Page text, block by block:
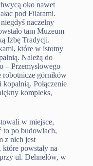
oko nawet
pod Filarami.
naczelny
tam Muzeum
Izbę Tradycji.
które w istotny
Należą do
– Przemysłowego
robotnicze górników
Połączenie
kompleks,
w miejsce,
to po budowlach,
z nich jest
powstały na
ul. Dehnelów, w